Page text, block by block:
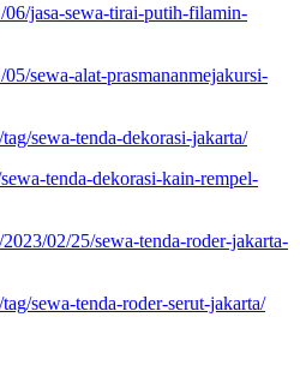
jasa-sewa-tirai-putih-filamin-
sewa-alat-prasmananmejakursi-
sewa-tenda-dekorasi-jakarta/
tenda-dekorasi-kain-rempel-
02/25/sewa-tenda-roder-jakarta-
sewa-tenda-roder-serut-jakarta/